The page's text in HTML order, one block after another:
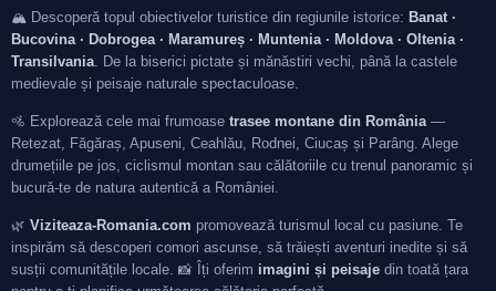
🏔️ Descoperă topul obiectivelor turistice din regiunile istorice: Banat ·
Bucovina · Dobrogea · Maramureș · Muntenia · Moldova · Oltenia ·
Transilvania. De la biserici pictate și mănăstiri vechi, până la castele
medievale și peisaje naturale spectaculoase.
🚵 Explorează cele mai frumoase trasee montane din România—
Retezat, Făgăraș, Apuseni, Ceahlău, Rodnei, Ciucaș și Parâng. Alege
drumețiile pe jos, ciclismul montan sau călătoriile cu trenul panoramic și
bucură-te de natura autentică a României.
🌿 Viziteaza-Romania.com promovează turismul local cu pasiune. Te
inspirăm să descoperi comori ascunse, să trăiești aventuri inedite și să
susții comunitățile locale. 📸 Îți oferim imagini și peisaje din toată țara